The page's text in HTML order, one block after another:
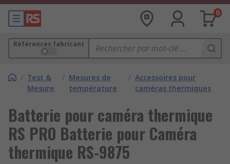
0
Références fabricant
/ Test &
Mesure
/ Mesures de
température
/ Accessoires pour
caméras thermiques
Batterie pour caméra thermique
RS PRO Batterie pour Caméra
thermique RS-9875